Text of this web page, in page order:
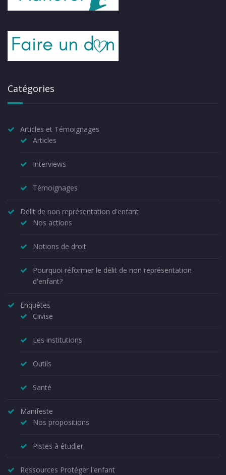
Catégories
Articles et Témoignages
Articles
Interviews
Témoignages
Délit de non représentation d'enfant
Nos actions
Notions de droit
Pourquoi réformer le délit de non représentation
d'enfant?
Enquêtes
Ciivise
Les institutions
Outils
Santé
Manifeste
Nos propositions
Pistes à étudier
Ressources Protéger l'enfant